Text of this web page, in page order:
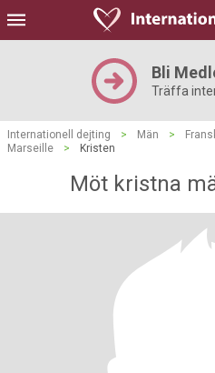
Bli
Träffa
Internationell dejting > Män >
Marseille
> Kristen
Möt kristna